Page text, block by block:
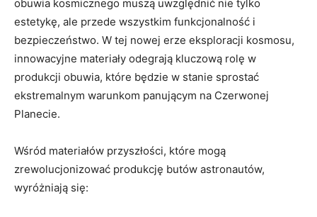
obuwia kosmicznego muszą uwzględnić nie tylko
estetykę, ale przede wszystkim funkcjonalność i
bezpieczeństwo. W tej nowej erze eksploracji kosmosu,
innowacyjne materiały odegrają kluczową rolę w
produkcji obuwia, które będzie w stanie sprostać
ekstremalnym warunkom panującym na Czerwonej
Planecie.
Wśród materiałów przyszłości, które mogą
zrewolucjonizować produkcję butów astronautów,
wyróżniają się: